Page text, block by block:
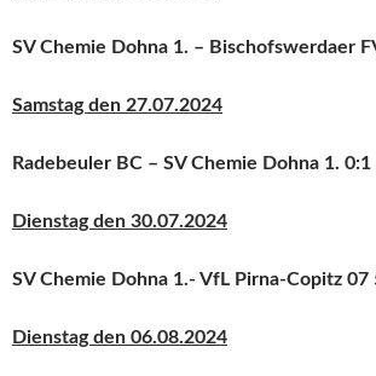
SV Chemie Dohna 1. – Bischofswerdaer
Samstag den 27.07.2024
Radebeuler BC – SV Chemie Dohna 1. 0:1
Dienstag den 30.07.2024
SV Chemie Dohna 1.- VfL Pirna-Copitz 07
Dienstag den 06.08.2024